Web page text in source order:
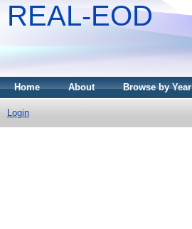
REAL-EOD
Home About Browse by Year
Login